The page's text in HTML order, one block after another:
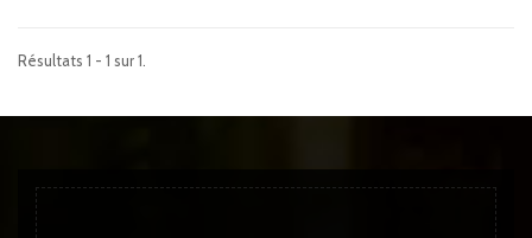
Résultats 1 - 1 sur 1.